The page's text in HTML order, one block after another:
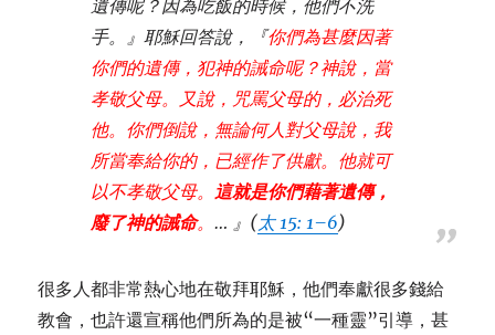
遺傳呢？因為吃飯的時候，他們不洗
手。』耶穌回答說，『你們為甚麼因著
你們的遺傳，犯神的誡命呢？神說，當
孝敬父母。又說，咒罵父母的，必治死
他。你們倒說，無論何人對父母說，我
所當奉給你的，已經作了供獻。他就可
以不孝敬父母。這就是你們藉著遺傳，
廢了神的誡命。… 』(太 15: 1–6)
很多人都非常熱心地在敬拜耶穌，他們奉獻很多錢給
教會，也許還宣稱他們所為的是被“一種靈”引導，甚